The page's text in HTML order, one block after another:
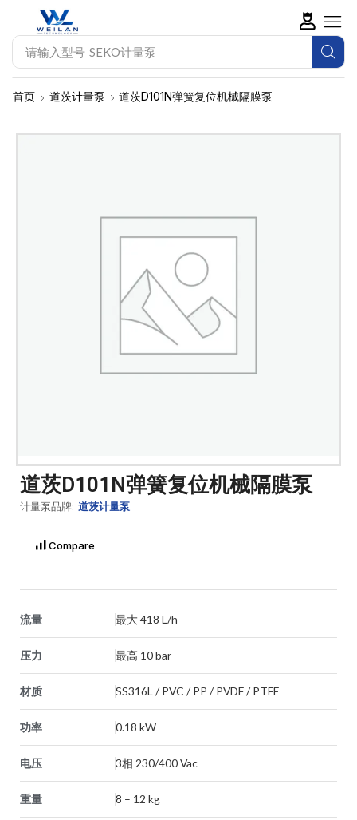
请输入型号 SEKO计量泵
首页 道茨计量泵 道茨D101N弹簧复位机械隔膜泵
道茨D101N弹簧复位机械隔膜泵
计量泵品牌: 道茨计量泵
Compare
流量 最大 418 L/h
压力 最高 10 bar
材质 SS316L / PVC / PP / PVDF / PTFE
功率 0.18 kW
电压 3相 230/400 Vac
重量 8 – 12 kg